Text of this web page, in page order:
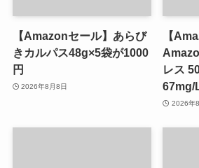
【Amazonセール】あらび
きカルパス48g×5袋が1000
円
2026年8月8日
【
レス
67mg/
2026年